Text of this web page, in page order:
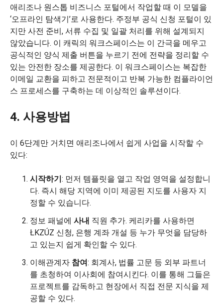
애리조나 원스톱 비즈니스 포털에서 작업할 때 이 모델을
‘오프라인 탐색기’로 사용한다. 주정부 공식 신청 포털이 있
지만 사전 준비, 서류 수집 및 일괄 처리를 위해 설계되지
않았습니다. 이 캐릭의 워크스페이스는 이 간극을 메우고
공식적인 양식 제출 버튼을 누르기 전에 전략을 정리할 수
있는 안전한 장소를 제공한다. 이 워크스페이스는 복잡한
이메일 교환을 피하고 전문적이고 반복 가능한 컴플라이언
스 프로세스를 구축하는 데 이상적인 솔루션이다.
4. 사용방법
이 6단계만 거치면 애리조나에서 쉽게 사업을 시작할 수
있다:
시작하기: 먼저 템플릿을 열고 작업 영역을 설정합니
다. 즉시 해당 지역에 이미 제공된 지도를 사용자 지
정할 수 있습니다.
정보 패널에 사내 직원 추가. 케리카를 사용하면
ŁKZÚZ 신청, 은행 계좌 개설 등 누가 무엇을 담당하
고 있는지 쉽게 확인할 수 있다.
이해관계자 참여: 회계사, 법률 고문 등 외부 파트너
를 초청하여 이사회에 참여시킨다. 이를 통해 그들은
프로젝트를 감독하고 현장에서 직접 전문 지식을 제
공할 수 있다.